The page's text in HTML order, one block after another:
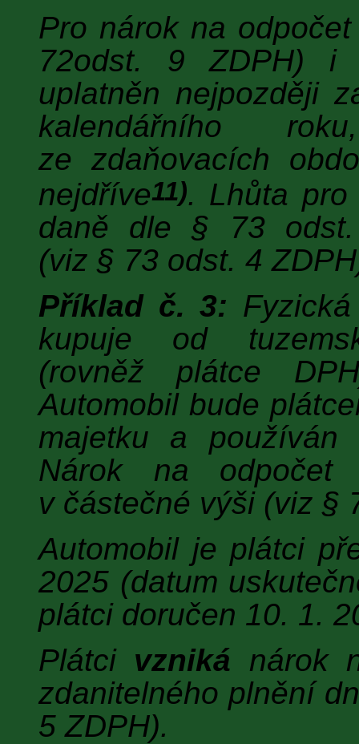
Pro nárok na
72odst. 9 ZDPH) i
uplatněn nejpozději
kalendářního
ze zdaňovacích
nejdříve11). Lhůta pro
daně dle § 73
(viz § 73 odst. 4
Příklad č. 3:
kupuje od
(rovněž plátce
Automobil bude
majetku a
Nárok na odpočet
v částečné výši (viz §
Automobil je plátci
2025 (datum
plátci doručen 10. 1.
Plátci vzniká nárok
zdanitelného plnění
5 ZDPH).